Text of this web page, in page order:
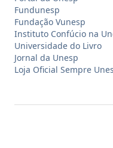
Fundunesp
Fundação Vunesp
Instituto Confúcio na
Universidade do Livro
Jornal da Unesp
Loja Oficial Sempre